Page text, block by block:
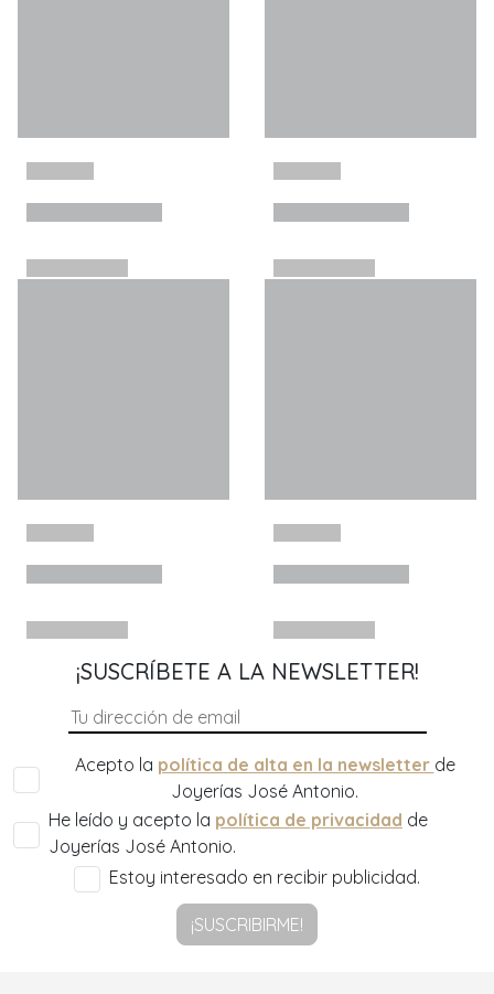
¡SUSCRÍBETE A LA NEWSLETTER!
Acepto la política de alta en la newsletter de
Joyerías José Antonio.
He leído y acepto la política de privacidad de
Joyerías José Antonio.
Estoy interesado en recibir publicidad.
¡SUSCRIBIRME!